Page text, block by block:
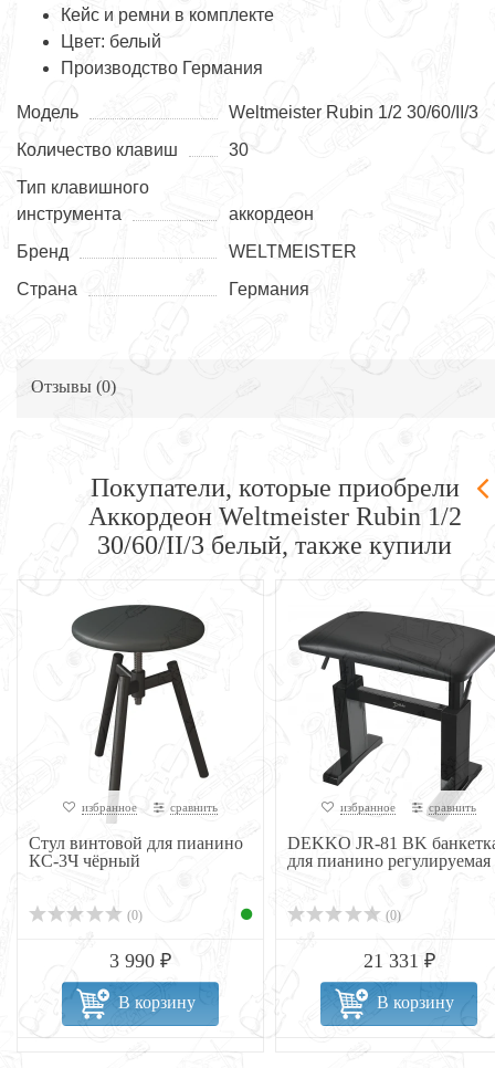
Кейс и ремни в комплекте
Цвет: белый
Производство Германия
Модель
Weltmeister Rubin 1/2 30/60/II/3
Количество клавиш
30
Тип клавишного
инструмента
аккордеон
Бренд
WELTMEISTER
Страна
Германия
Отзывы (0)
Покупатели, которые приобрели
Аккордеон Weltmeister Rubin 1/2
30/60/II/3 белый, также купили
избранное сравнить
Стул винтовой для пианино
КС-3Ч чёрный
(0)
3 990 ₽
В корзину
избранное сравнить
DEKKO JR-81 BK
для пианино регулируемая
(0)
21 331 ₽
В корзину